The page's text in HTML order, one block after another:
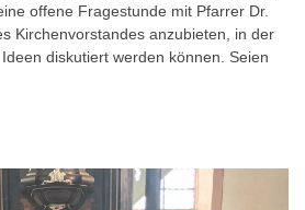
offene Fragestunde mit Pfarrer Dr.
Kirchenvorstandes anzubieten, in der
diskutiert werden können. Seien